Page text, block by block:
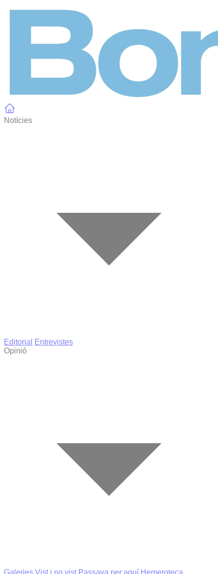
Notícies
Editorial
Entrevistes
Opinió
Galeries Vist i no vist Passava per aquí Hemeroteca